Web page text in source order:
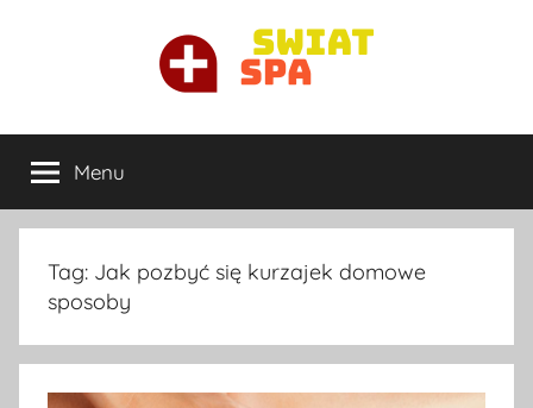
Ortopeda
Warszawa
prywatnie
w
Warszawie
Menu
Tag: Jak pozbyć się kurzajek domowe
sposoby